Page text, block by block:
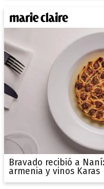
Bravado recibió a
armenia y vinos Karas